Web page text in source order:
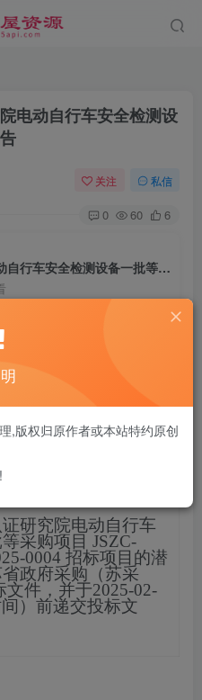
电动自行车安全检测设
关注 私信
0 60 6
无锡市检验检测认证研究院电动自行车安全检测设备一批等采购项目采购公告
议登陆后购买，可保存购买订单
研究院电动自行车
采购项目 JSZC-
0004 招标项目的潜
政府采购（苏采
文件，并于2025-02-
间）前递交投标文
,版权归原作者或本站特约原创